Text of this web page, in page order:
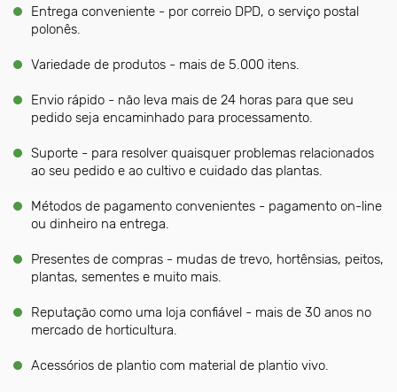
Entrega conveniente - por correio DPD, o serviço postal
polonês.
Variedade de produtos - mais de 5.000 itens.
Envio rápido - não leva mais de 24 horas para que seu
pedido seja encaminhado para processamento.
Suporte - para resolver quaisquer problemas relacionados
ao seu pedido e ao cultivo e cuidado das plantas.
Métodos de pagamento convenientes - pagamento on-line
ou dinheiro na entrega.
Presentes de compras - mudas de trevo, hortênsias, peitos,
plantas, sementes e muito mais.
Reputação como uma loja confiável - mais de 30 anos no
mercado de horticultura.
Acessórios de plantio com material de plantio vivo.